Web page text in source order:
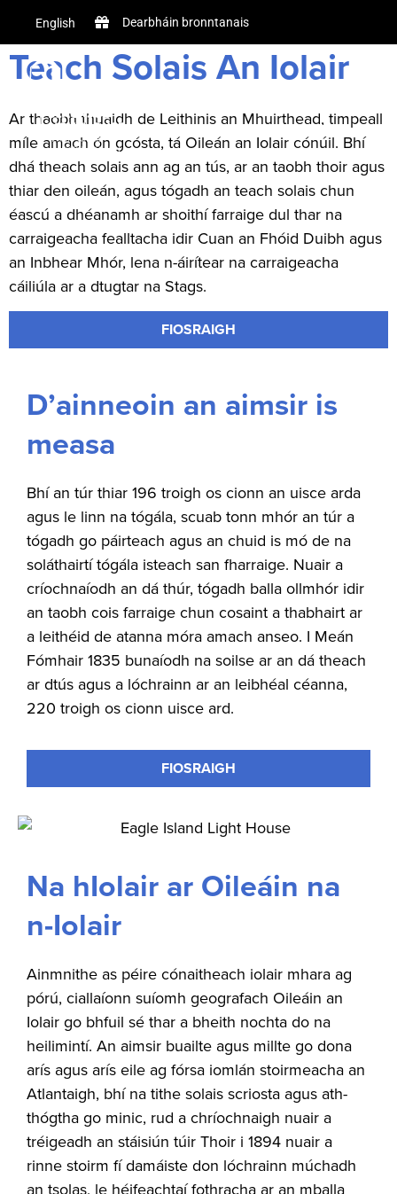
English Dearbháin bronntanais
Teach Solais An Iolair
Ar thaobh thuaidh de Leithinis an Mhuirthead, timpeall
míle amach ón gcósta, tá Oileán an Iolair cónúil. Bhí
dhá theach solais ann ag an tús, ar an taobh thoir agus
thiar den oileán, agus tógadh an teach solais chun
éascú a dhéanamh ar shoithí farraige dul thar na
carraigeacha fealltacha idir Cuan an Fhóid Duibh agus
an Inbhear Mhór, lena n-áirítear na carraigeacha
cáiliúla ar a dtugtar na Stags.
FIOSRAIGH
D’ainneoin an aimsir is
measa
Bhí an túr thiar 196 troigh os cionn an uisce arda
agus le linn na tógála, scuab tonn mhór an túr a
tógadh go páirteach agus an chuid is mó de na
soláthairtí tógála isteach san fharraige. Nuair a
críochnaíodh an dá thúr, tógadh balla ollmhór idir
an taobh cois farraige chun cosaint a thabhairt ar
a leithéid de atanna móra amach anseo. I Meán
Fómhair 1835 bunaíodh na soilse ar an dá theach
ar dtús agus a lóchrainn ar an leibhéal céanna,
220 troigh os cionn uisce ard.
FIOSRAIGH
Na hIolair ar Oileáin na
n-Iolair
Ainmnithe as péire cónaitheach iolair mhara ag
pórú, ciallaíonn suíomh geografach Oileáin an
Iolair go bhfuil sé thar a bheith nochta do na
heilimintí. An aimsir buailte agus millte go dona
arís agus arís eile ag fórsa iomlán stoirmeacha an
Atlantaigh, bhí na tithe solais scriosta agus ath-
thógtha go minic, rud a chríochnaigh nuair a
tréigeadh an stáisiún túir Thoir i 1894 nuair a
rinne stoirm fí damáiste don lóchrainn múchadh
an tsolas, le héifeachtaí fothracha ar an mballa